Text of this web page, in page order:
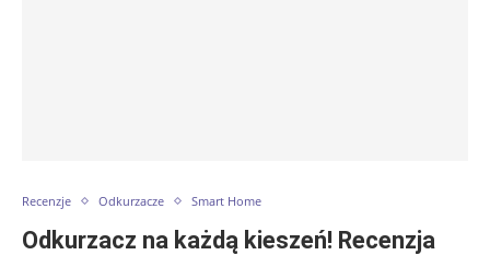
Recenzje Odkurzacze Smart Home
Odkurzacz na każdą kieszeń! Recenzja